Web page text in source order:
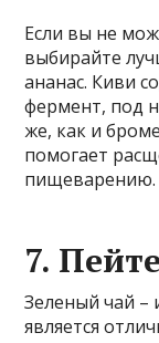
Если вы не
выбирайте
ананас. Киви
фермент, под
же, как и
помогает
пищеварению.
7.
Зеленый чай –
является